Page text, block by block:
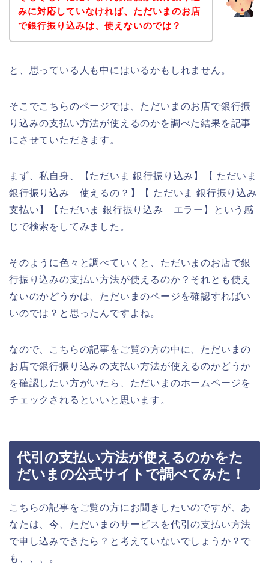
みに対応していなければ、ただいまのお店
で銀行振り込みは、使えないのでは？
と、思っている人も中にはいるかもしれません。
そこでこちらのページでは、ただいまのお店で銀行振
り込みの支払い方法が使えるのかを調べた結果を記事
にさせていただきます。
まず、私自身、【ただいま 銀行振り込み】【 ただいま
銀行振り込み 使えるの？】【 ただいま 銀行振り込み
支払い】【ただいま 銀行振り込み エラー】という感
じで検索をしてみました。
そのように色々と調べていくと、ただいまのお店で銀
行振り込みの支払い方法が使えるのか？それとも使え
ないのかどうかは、ただいまのページを確認すればい
いのでは？と思ったんですよね。
なので、こちらの記事をご覧の方の中に、ただいまの
お店で銀行振り込みの支払い方法が使えるのかどうか
を確認したい方がいたら、ただいまのホームページを
チェックされるといいと思います。
代引の支払い方法が使えるのかをた
だいまの公式サイトで調べてみた！
こちらの記事をご覧の方にお聞きしたいのですが、あ
なたは、今、ただいまのサービスを代引の支払い方法
で申し込みできたら？と考えていないでしょうか？で
も、、、。